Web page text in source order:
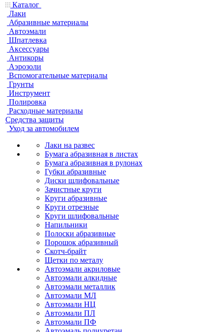
Каталог
Лаки
Абразивные материалы
Автоэмали
Шпатлевка
Аксессуары
Антикоры
Аэрозоли
Вспомогательные материалы
Грунты
Инструмент
Полировка
Расходные материалы
Средства защиты
Уход за автомобилем
Лаки на развес
Бумага абразивная в листах
Бумага абразивная в рулонах
Губки абразивные
Диски шлифовальные
Зачистные круги
Круги абразивные
Круги отрезные
Круги шлифовальные
Напильники
Полоски абразивные
Порошок абразивный
Скотч-брайт
Щетки по металу
Автоэмали акриловые
Автоэмали алкидные
Автоэмали металлик
Автоэмали МЛ
Автоэмали НЦ
Автоэмали ПЛ
Автоэмали ПФ